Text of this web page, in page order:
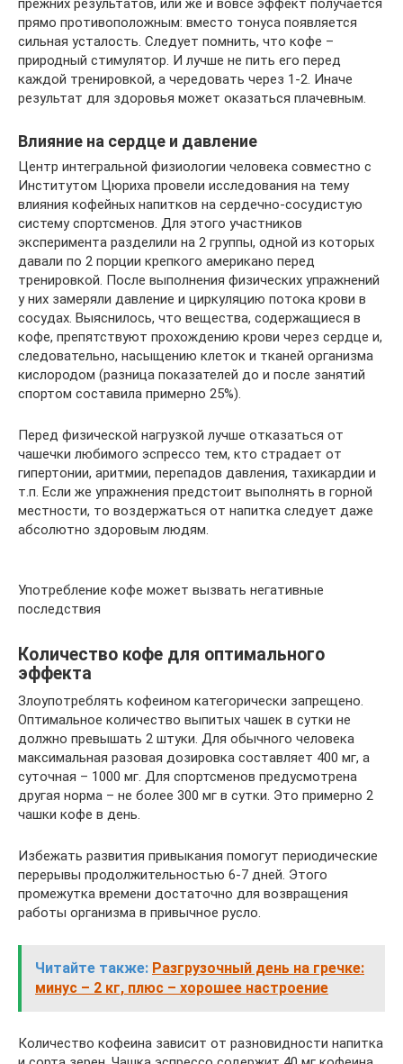
прежних результатов, или же и вовсе эффект получается
прямо противоположным: вместо тонуса появляется
сильная усталость. Следует помнить, что кофе –
природный стимулятор. И лучше не пить его перед
каждой тренировкой, а чередовать через 1-2. Иначе
результат для здоровья может оказаться плачевным.
Влияние на сердце и давление
Центр интегральной физиологии человека совместно с
Институтом Цюриха провели исследования на тему
влияния кофейных напитков на сердечно-сосудистую
систему спортсменов. Для этого участников
эксперимента разделили на 2 группы, одной из которых
давали по 2 порции крепкого американо перед
тренировкой. После выполнения физических упражнений
у них замеряли давление и циркуляцию потока крови в
сосудах. Выяснилось, что вещества, содержащиеся в
кофе, препятствуют прохождению крови через сердце и,
следовательно, насыщению клеток и тканей организма
кислородом (разница показателей до и после занятий
спортом составила примерно 25%).
Перед физической нагрузкой лучше отказаться от
чашечки любимого эспрессо тем, кто страдает от
гипертонии, аритмии, перепадов давления, тахикардии и
т.п. Если же упражнения предстоит выполнять в горной
местности, то воздержаться от напитка следует даже
абсолютно здоровым людям.
Употребление кофе может вызвать негативные
последствия
Количество кофе для оптимального
эффекта
Злоупотреблять кофеином категорически запрещено.
Оптимальное количество выпитых чашек в сутки не
должно превышать 2 штуки. Для обычного человека
максимальная разовая дозировка составляет 400 мг, а
суточная – 1000 мг. Для спортсменов предусмотрена
другая норма – не более 300 мг в сутки. Это примерно 2
чашки кофе в день.
Избежать развития привыкания помогут периодические
перерывы продолжительностью 6-7 дней. Этого
промежутка времени достаточно для возвращения
работы организма в привычное русло.
Читайте также: Разгрузочный день на гречке:
минус – 2 кг, плюс – хорошее настроение
Количество кофеина зависит от разновидности напитка